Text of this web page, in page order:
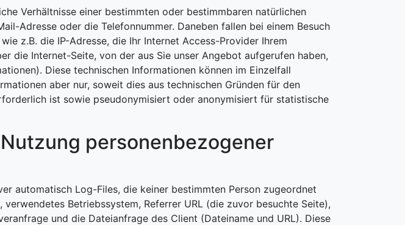
Verhältnisse einer bestimmten oder bestimmbaren natürlichen
Adresse oder die Telefonnummer. Daneben fallen bei einem Besuch
z.B. die IP-Adresse, die Ihr Internet Access-Provider Ihrem
die Internet-Seite, von der aus Sie unser Angebot aufgerufen haben,
Diese technischen Informationen können im Einzelfall
aber nur, soweit dies aus technischen Gründen für den
ist sowie pseudonymisiert oder anonymisiert für statistische
personenbezogener
automatisch Log-Files, die keiner bestimmten Person zugeordnet
Betriebssystem, Referrer URL (die zuvor besuchte Seite),
und die Dateianfrage des Client (Dateiname und URL). Diese